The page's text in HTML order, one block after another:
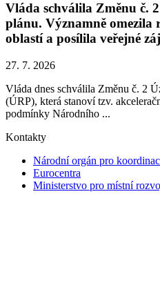
Vláda schválila Změnu č.
plánu. Významně omezila
oblastí a posílila veřejné
27. 7. 2026
Vláda dnes schválila Změnu č. 2
(ÚRP), která stanoví tzv.
podmínky Národního ...
Kontakty
Národní orgán pro
Eurocentra
Ministerstvo pro místní